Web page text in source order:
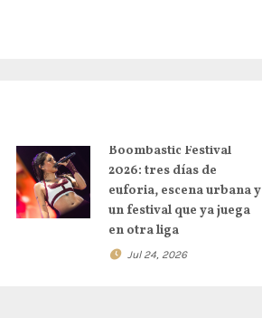
Boombastic Festival
2026: tres días de
euforia, escena urbana y
un festival que ya juega
en otra liga
Jul 24, 2026